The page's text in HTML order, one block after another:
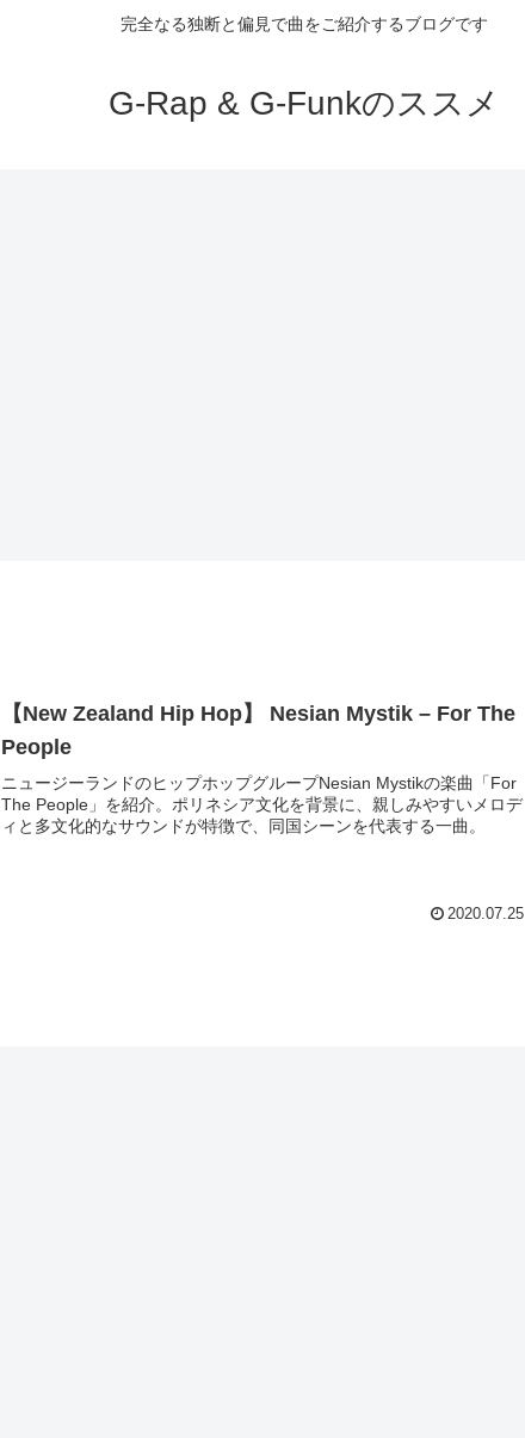
完全なる独断と偏見で曲をご紹介するブログです
G-Rap & G-Funkのススメ
【New Zealand Hip Hop】 Nesian Mystik – For The
People
ニュージーランドのヒップホップグループNesian Mystikの楽曲「For
The People」を紹介。ポリネシア文化を背景に、親しみやすいメロデ
ィと多文化的なサウンドが特徴で、同国シーンを代表する一曲。
2020.07.25